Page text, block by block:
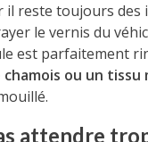
il reste toujours des
le vernis du
est parfaitement
chamois ou un tissu
attendre